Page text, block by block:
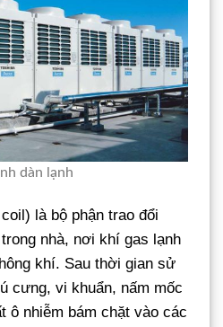
dàn lạnh
là bộ phận trao đổi
nhà, nơi khí gas lạnh
khí. Sau thời gian sử
cưng, vi khuẩn, nấm mốc
ô nhiễm bám chặt vào các